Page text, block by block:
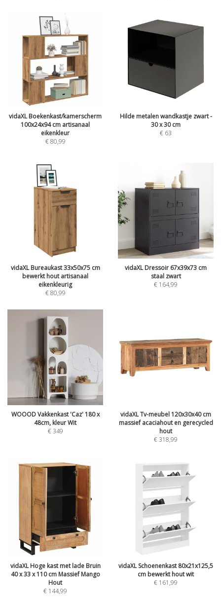
vidaXL Boekenkast/kamerscherm
100x24x94 cm artisanaal
eikenkleur
€80,99
Hilde metalen wandkastje zwart -
30 x 30 cm
€ 63
vidaXL Bureaukast 33x50x75 cm
bewerkt hout artisanaal
eikenkleurig
€80,99
vidaXL Dressoir 67x39x73 cm
staal zwart
€ 164,99
WOOOD Vakkenkast 'Caz' 180 x
48cm, kleur Wit
€349
vidaXL Tv-meubel 120x30x40 cm
massief acaciahout en gerecycled
hout
€318,99
vidaXL Hoge kast met lade Bruin
40 x 33 x 110 cm Massief Mango
Hout
€ 144,99
vidaXL Schoenenkast 80x21x125,5
cm bewerkt hout wit
€ 161,99